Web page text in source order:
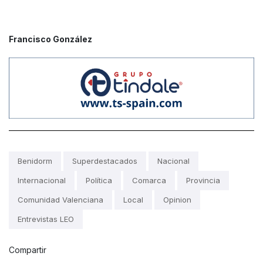
Francisco González
Benidorm Superdestacados Nacional
Internacional Política Comarca Provincia
Comunidad Valenciana Local Opinion
Entrevistas LEO
Compartir